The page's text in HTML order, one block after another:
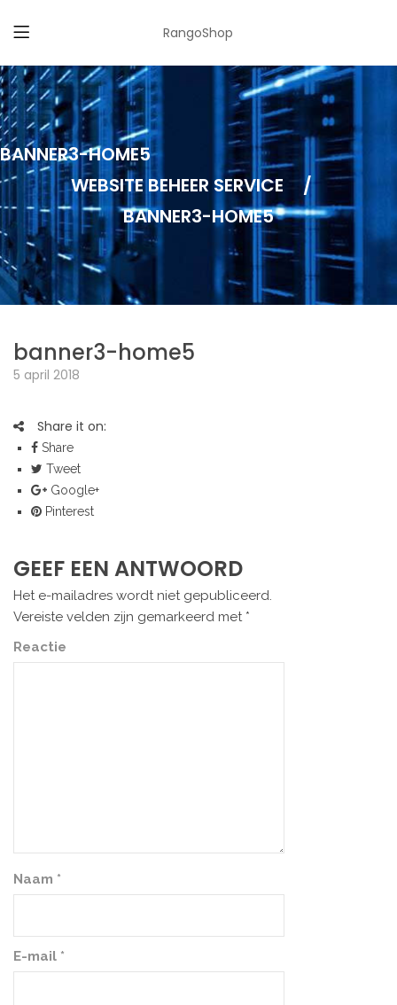
RangoShop
BANNER3-HOME5
WEBSITE BEHEER SERVICE
/
BANNER3-HOME5
banner3-home5
5 april 2018
Share it on:
Share
Tweet
Google+
Pinterest
GEEF EEN ANTWOORD
Het e-mailadres wordt niet gepubliceerd.
Vereiste velden zijn gemarkeerd met *
Reactie
Naam *
E-mail *